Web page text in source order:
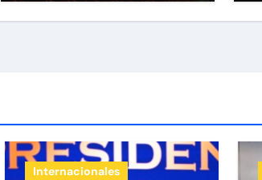
Internacionales